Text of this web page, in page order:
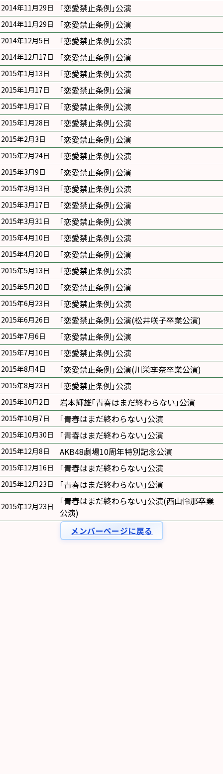
2014年11月29日 ｢恋愛禁止条例｣公演
2014年11月29日 ｢恋愛禁止条例｣公演
2014年12月5日 ｢恋愛禁止条例｣公演
2014年12月17日 ｢恋愛禁止条例｣公演
2015年1月13日 ｢恋愛禁止条例｣公演
2015年1月17日 ｢恋愛禁止条例｣公演
2015年1月17日 ｢恋愛禁止条例｣公演
2015年1月28日 ｢恋愛禁止条例｣公演
2015年2月3日 ｢恋愛禁止条例｣公演
2015年2月24日 ｢恋愛禁止条例｣公演
2015年3月9日 ｢恋愛禁止条例｣公演
2015年3月13日 ｢恋愛禁止条例｣公演
2015年3月17日 ｢恋愛禁止条例｣公演
2015年3月31日 ｢恋愛禁止条例｣公演
2015年4月10日 ｢恋愛禁止条例｣公演
2015年4月20日 ｢恋愛禁止条例｣公演
2015年5月13日 ｢恋愛禁止条例｣公演
2015年5月20日 ｢恋愛禁止条例｣公演
2015年6月23日 ｢恋愛禁止条例｣公演
2015年6月26日 ｢恋愛禁止条例｣公演(松井咲子卒業公演)
2015年7月6日 ｢恋愛禁止条例｣公演
2015年7月10日 ｢恋愛禁止条例｣公演
2015年8月4日 ｢恋愛禁止条例｣公演(川栄李奈卒業公演)
2015年8月23日 ｢恋愛禁止条例｣公演
2015年10月2日 岩本輝雄｢青春はまだ終わらない｣公演
2015年10月7日 ｢青春はまだ終わらない｣公演
2015年10月30日 ｢青春はまだ終わらない｣公演
2015年12月8日 AKB48劇場10周年特別記念公演
2015年12月16日 ｢青春はまだ終わらない｣公演
2015年12月23日 ｢青春はまだ終わらない｣公演
2015年12月23日
｢青春はまだ終わらない｣公演(西山怜那卒業
公演)
メンバーページに戻る